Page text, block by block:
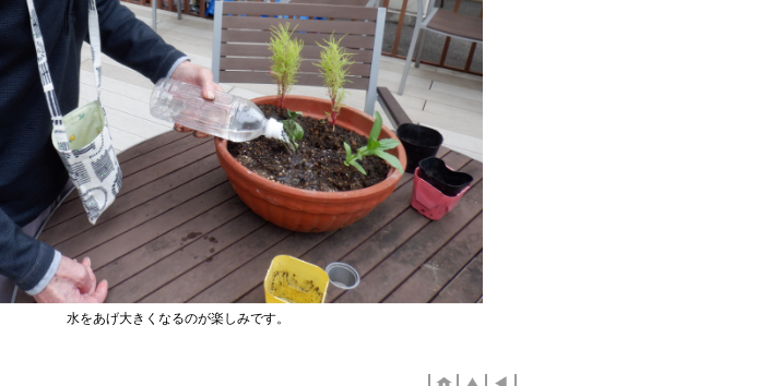
水をあげ大きくなるのが楽しみです。